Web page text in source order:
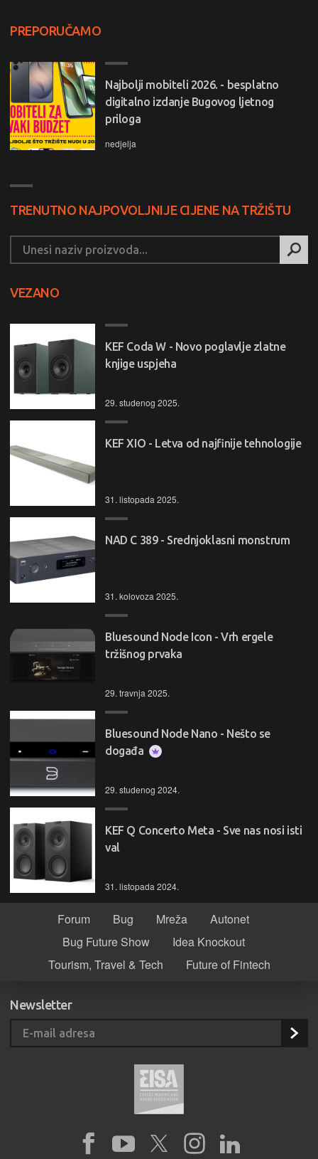
PREPORUČAMO
Najbolji mobiteli 2026. - besplatno
digitalno izdanje Bugovog ljetnog
priloga
nedjelja
TRENUTNO NAJPOVOLJNIJE CIJENE NA TRŽIŠTU
VEZANO
KEF Coda W - Novo poglavlje zlatne
knjige uspjeha
29. studenog 2025.
KEF XIO - Letva od najfinije tehnologije
31. listopada 2025.
NAD C 389 - Srednjoklasni monstrum
31. kolovoza 2025.
Bluesound Node Icon - Vrh ergele
tržišnog prvaka
29. travnja 2025.
Bluesound Node Nano - Nešto se
događa
29. studenog 2024.
KEF Q Concerto Meta - Sve nas nosi isti
val
31. listopada 2024.
Forum Bug Mreža
Autonet
Bug Future Show
Idea Knockout
Tourism, Travel & Tech
Future of Fintech
Newsletter